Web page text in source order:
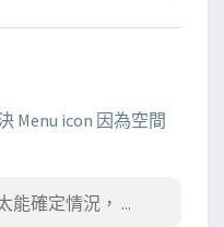
Menu icon 因為空間
能確定情況， ...